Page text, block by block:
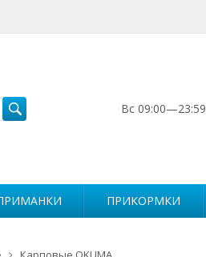
Вс 09:00—23:59
ПРИКОРМКИ